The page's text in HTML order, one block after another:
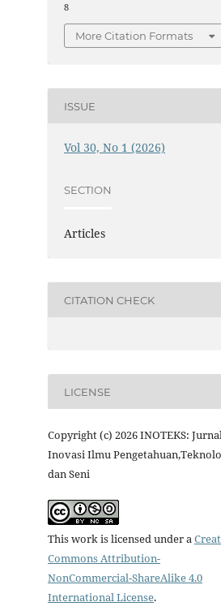
8
More Citation Formats
ISSUE
Vol 30, No 1 (2026)
SECTION
Articles
CITATION CHECK
LICENSE
Copyright (c) 2026 INOTEKS:
Inovasi Ilmu
dan Seni
This work is licensed under a
Commons Attribution-
NonCommercial-ShareAlike 4.0
International License.